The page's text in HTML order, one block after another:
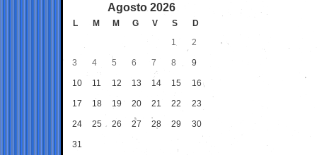
Agosto 2026
L M M G V S
D
1
2
3 4 5 6 7 8 9
10 11 12 13 14 15 16
17 18 19 20 21 22 23
24 25 26 27 28 29 30
31